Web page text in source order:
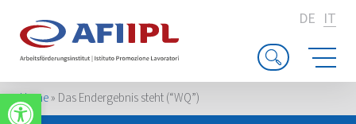
Apri la barra degli strumenti
DE IT
Home» Das Endergebnis steht (“WQ”)